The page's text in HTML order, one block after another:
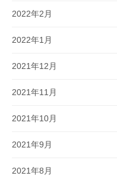
2022年2月
2022年1月
2021年12月
2021年11月
2021年10月
2021年9月
2021年8月